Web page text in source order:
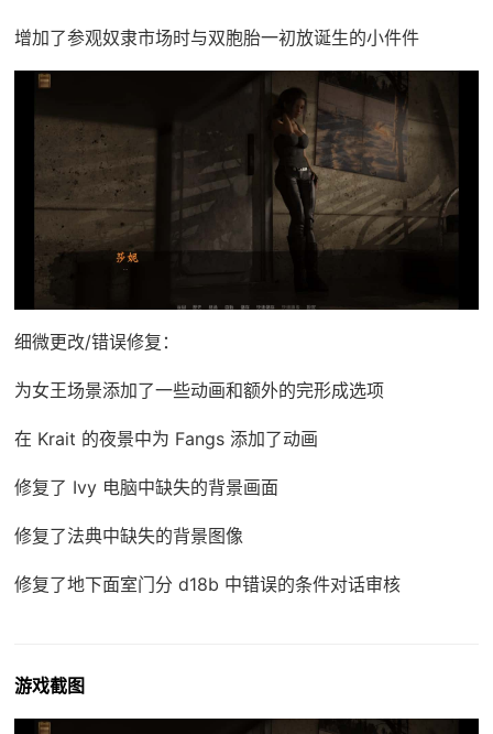
增加了参观奴隶市场时与双胞胎一初放诞生的小件件
细微更改/错误修复：
为女王场景添加了一些动画和额外的完形成选项
在 Krait 的夜景中为 Fangs 添加了动画
修复了 Ivy 电脑中缺失的背景画面
修复了法典中缺失的背景图像
修复了地下面室门分 d18b 中错误的条件对话审核
游戏截图